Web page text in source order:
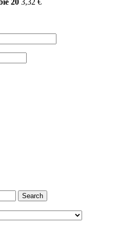
20 3,32 €
Search